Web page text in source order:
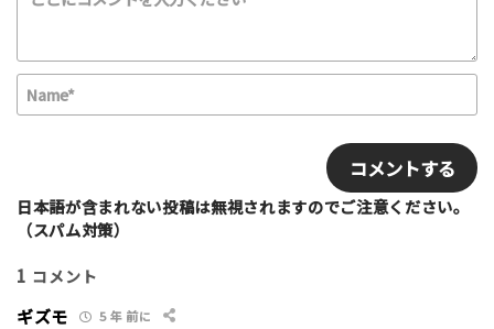
スクーター
その他
満足度評価
ふつう
いまいち
該当する項目を選択して下さい（複数可能）
利用者多い
セクション多い
*
i日本語が含まれない投稿は無視されますのでご注意ください。
（スパム対策）
1 コメント
ギズモ 5 年 前に